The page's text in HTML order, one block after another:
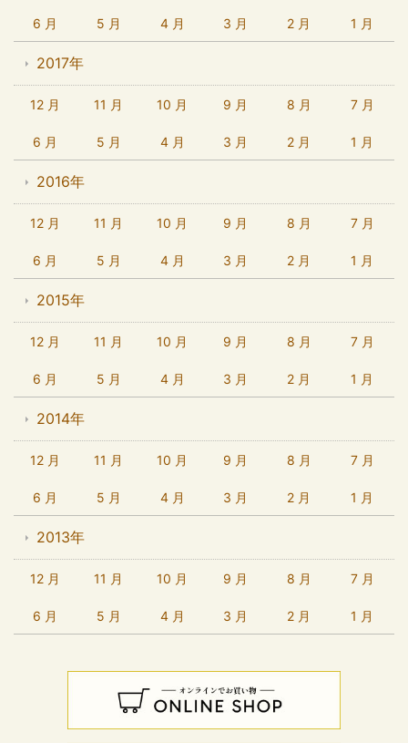
6 月 5 月 4 月 3 月 2 月 1 月
2017年
12 月 11 月 10 月 9 月 8 月 7 月
6 月 5 月 4 月 3 月 2 月 1 月
2016年
12 月 11 月 10 月 9 月 8 月 7 月
6 月 5 月 4 月 3 月 2 月 1 月
2015年
12 月 11 月 10 月 9 月 8 月 7 月
6 月 5 月 4 月 3 月 2 月 1 月
2014年
12 月 11 月 10 月 9 月 8 月 7 月
6 月 5 月 4 月 3 月 2 月 1 月
2013年
12 月 11 月 10 月 9 月 8 月 7 月
6 月 5 月 4 月 3 月 2 月 1 月